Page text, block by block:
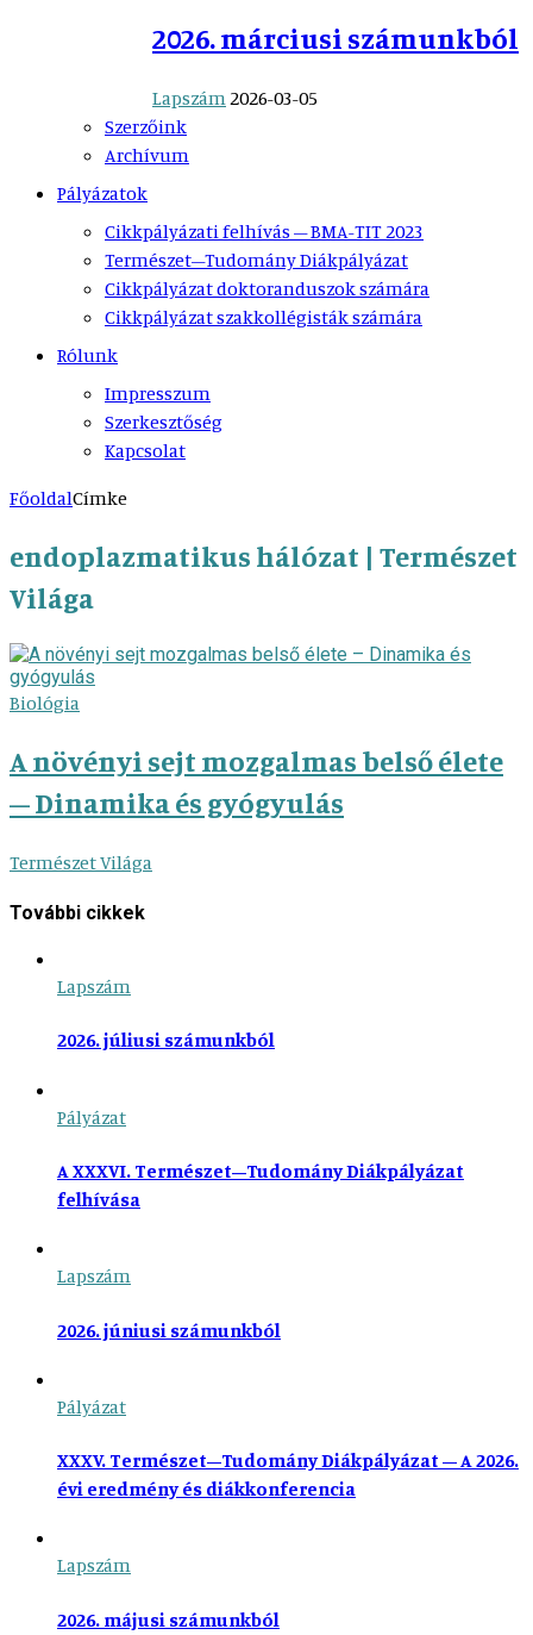
2026. márciusi számunkból
Lapszám2026-03-05
Szerzőink
Archívum
Pályázatok
Cikkpályázati felhívás – BMA-TIT 2023
Természet–Tudomány Diákpályázat
Cikkpályázat doktoranduszok számára
Cikkpályázat szakkollégisták számára
Rólunk
Impresszum
Szerkesztőség
Kapcsolat
FőoldalCímke
endoplazmatikus hálózat | Természet
Világa
Biológia
A növényi sejt mozgalmas belső élete
– Dinamika és gyógyulás
Természet Világa
További cikkek
Lapszám
2026. júliusi számunkból
Pályázat
A XXXVI. Természet–Tudomány Diákpályázat
felhívása
Lapszám
2026. júniusi számunkból
Pályázat
XXXV. Természet–Tudomány Diákpályázat – A 2026.
évi eredmény és diákkonferencia
Lapszám
2026. májusi számunkból